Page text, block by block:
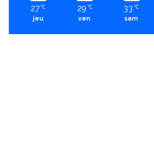
27 ℃
jeu
29 ℃
ven
33 ℃
sam